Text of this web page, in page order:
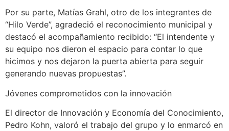
Por su parte, Matías Grahl, otro de los integrantes de
“Hilo Verde”, agradeció el reconocimiento municipal y
destacó el acompañamiento recibido: “El intendente y
su equipo nos dieron el espacio para contar lo que
hicimos y nos dejaron la puerta abierta para seguir
generando nuevas propuestas”.
Jóvenes comprometidos con la innovación
El director de Innovación y Economía del Conocimiento,
Pedro Kohn, valoró el trabajo del grupo y lo enmarcó en